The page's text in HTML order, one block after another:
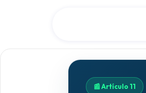
📰 Artículo 11